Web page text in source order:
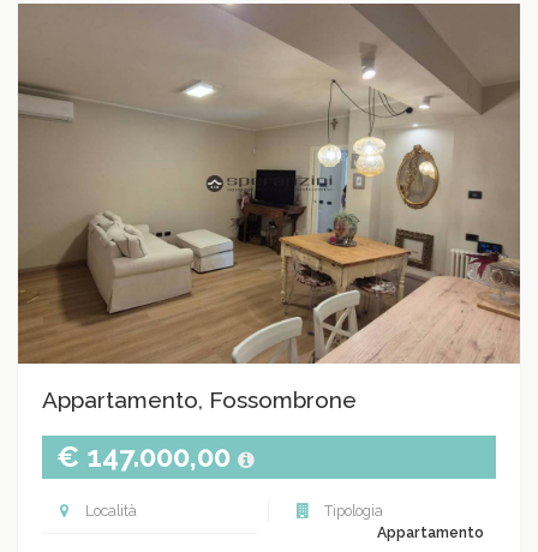
Appartamento, Fossombrone
€ 147.000,00
Località
Tipologia
Appartamento